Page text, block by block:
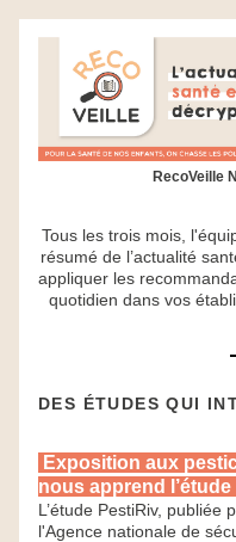
RecoVeille
Tous les trois mois,
résumé de l’actualité
appliquer les
quotidien dans vos
DES ÉTUDES QUI
nous apprend
L’étude PestiRiv, publiée
l'Agence nationale de